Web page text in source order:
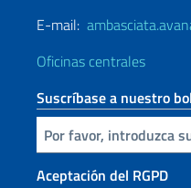
E-mail:
Oficinas centrales
Suscríbase a nuestro
Inserta tu correo electronico
Aceptación del RGPD